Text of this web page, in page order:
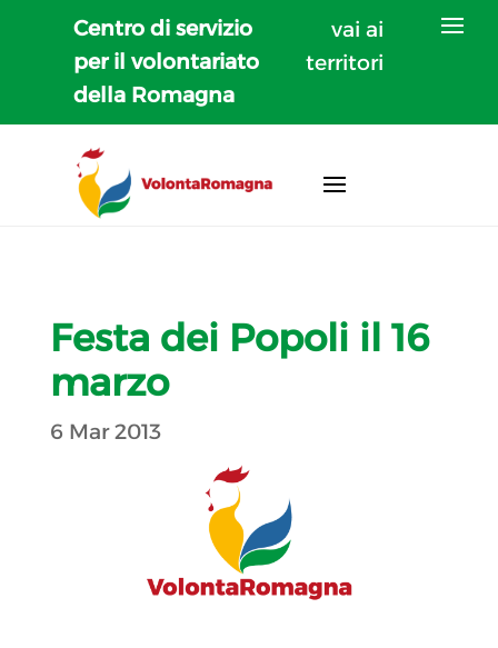
Centro di servizio
per il volontariato
della Romagna
vai ai
territori
Festa dei Popoli il 16
marzo
6 Mar 2013